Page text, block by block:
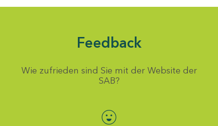
Feedback
Wie zufrieden sind Sie mit der Website der
SAB?
Bewertung auswählen